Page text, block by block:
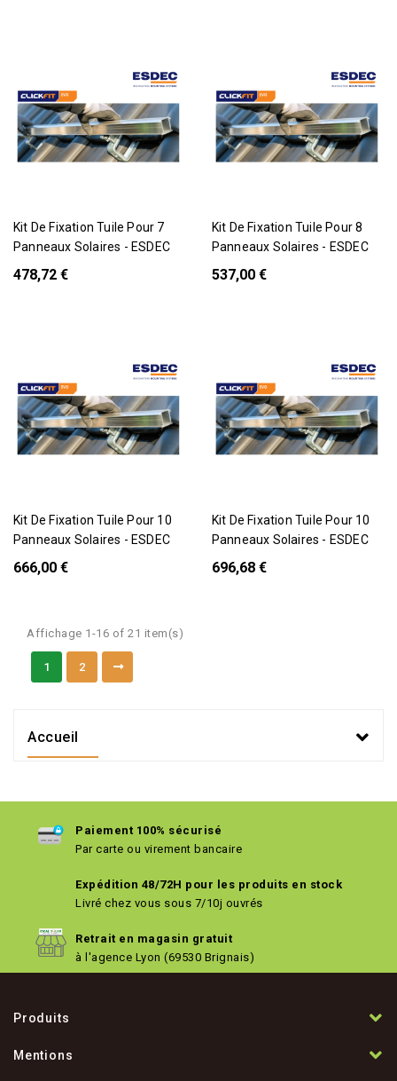
Kit De Fixation Tuile Pour 7
Panneaux Solaires - ESDEC
478,72 €
Kit De Fixation Tuile Pour 8
Panneaux Solaires - ESDEC
537,00 €
Kit De Fixation Tuile Pour 10
Panneaux Solaires - ESDEC
666,00 €
Kit De Fixation Tuile Pour 10
Panneaux Solaires - ESDEC
696,68 €
Affichage 1-16 of 21 item(s)
1 2
Accueil
Paiement 100% sécurisé
Par carte ou virement bancaire
Expédition 48/72H pour les produits en stock
Livré chez vous sous 7/10j ouvrés
Retrait en magasin gratuit
à l'agence Lyon (69530 Brignais)
Produits
Mentions